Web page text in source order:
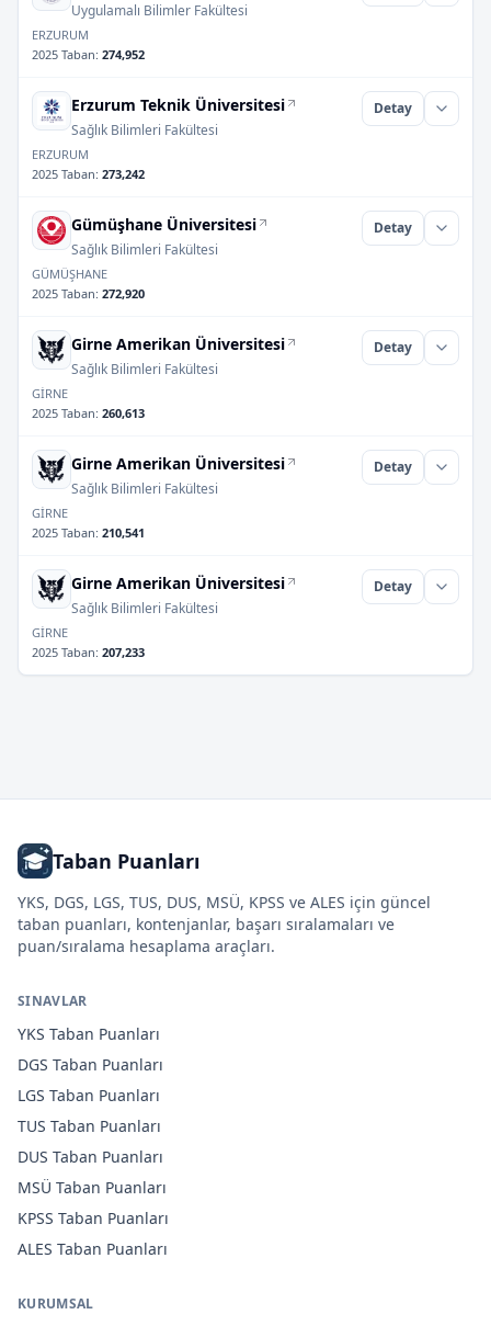
Uygulamalı Bilimler Fakültesi
ERZURUM
2025 Taban: 274,952
Erzurum Teknik Üniversitesi
Sağlık Bilimleri Fakültesi
Detay
ERZURUM
2025 Taban: 273,242
Gümüşhane Üniversitesi
Sağlık Bilimleri Fakültesi
Detay
GÜMÜŞHANE
2025 Taban: 272,920
Girne Amerikan Üniversitesi
Sağlık Bilimleri Fakültesi
Detay
GİRNE
2025 Taban: 260,613
Girne Amerikan Üniversitesi
Sağlık Bilimleri Fakültesi
Detay
GİRNE
2025 Taban: 210,541
Girne Amerikan Üniversitesi
Sağlık Bilimleri Fakültesi
Detay
GİRNE
2025 Taban: 207,233
Taban Puanları
YKS, DGS, LGS, TUS, DUS, MSÜ, KPSS ve ALES için güncel
taban puanları, kontenjanlar, başarı sıralamaları ve
puan/sıralama hesaplama araçları.
SINAVLAR
YKS Taban Puanları
DGS Taban Puanları
LGS Taban Puanları
TUS Taban Puanları
DUS Taban Puanları
MSÜ Taban Puanları
KPSS Taban Puanları
ALES Taban Puanları
KURUMSAL